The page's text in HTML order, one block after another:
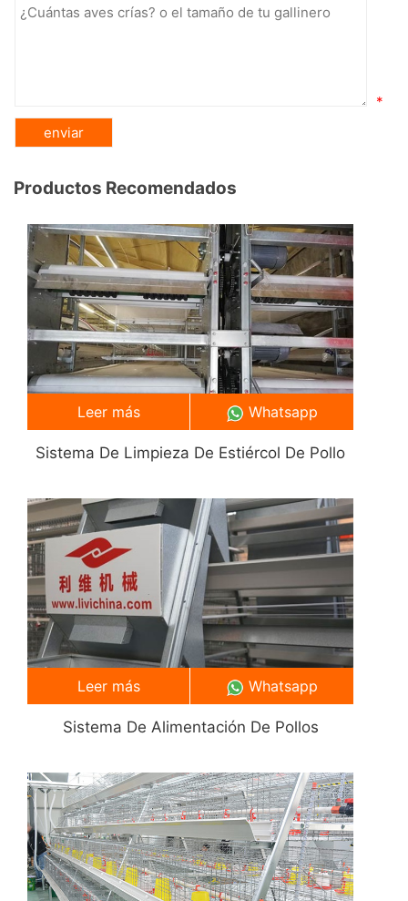
*
Productos Recomendados
Sistema De Limpieza De Estiércol De Pollo
Leer más Whatsapp
Sistema De Alimentación De Pollos
Leer más Whatsapp